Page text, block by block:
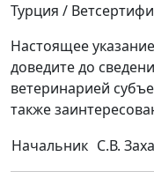
Турция /
Настоящее
доведите до
ветеринарией
также
Начальник С.В.